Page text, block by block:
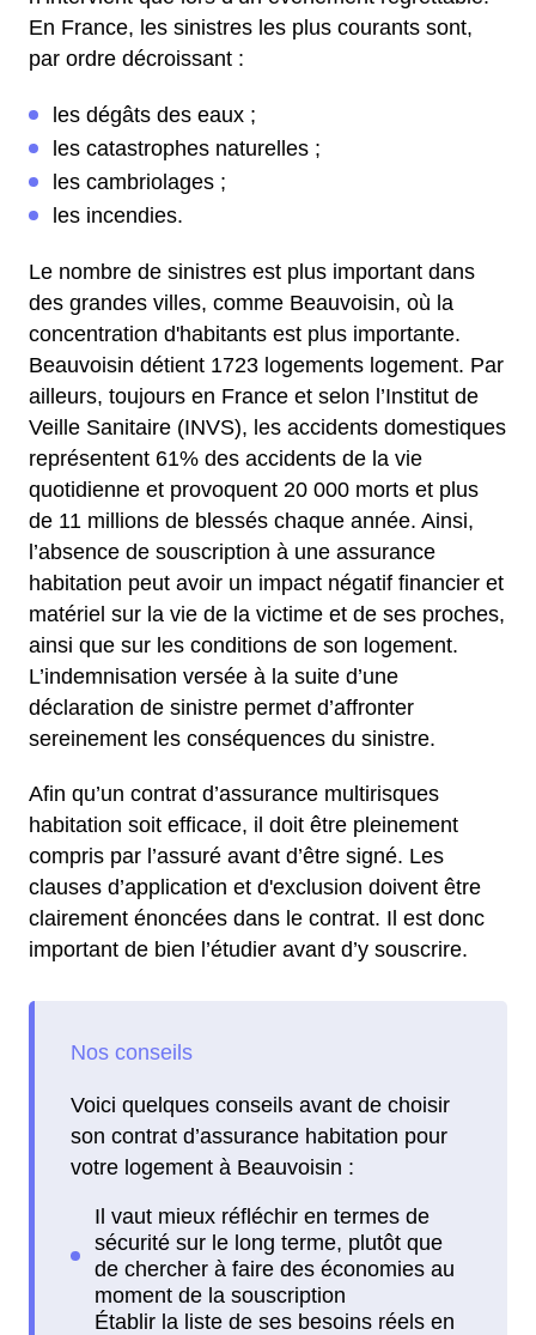
En France, les sinistres les plus courants sont,
par ordre décroissant :
les dégâts des eaux ;
les catastrophes naturelles ;
les cambriolages ;
les incendies.
Le nombre de sinistres est plus important dans
des grandes villes, comme Beauvoisin, où la
concentration d'habitants est plus importante.
Beauvoisin détient 1723 logements logement. Par
ailleurs, toujours en France et selon l’Institut de
Veille Sanitaire (INVS), les accidents domestiques
représentent 61% des accidents de la vie
quotidienne et provoquent 20 000 morts et plus
de 11 millions de blessés chaque année. Ainsi,
l’absence de souscription à une assurance
habitation peut avoir un impact négatif financier et
matériel sur la vie de la victime et de ses proches,
ainsi que sur les conditions de son logement.
L’indemnisation versée à la suite d’une
déclaration de sinistre permet d’affronter
sereinement les conséquences du sinistre.
Afin qu’un contrat d’assurance multirisques
habitation soit efficace, il doit être pleinement
compris par l’assuré avant d’être signé. Les
clauses d’application et d'exclusion doivent être
clairement énoncées dans le contrat. Il est donc
important de bien l’étudier avant d’y souscrire.
Voici quelques conseils avant de choisir
son contrat d’assurance habitation pour
votre logement à Beauvoisin :